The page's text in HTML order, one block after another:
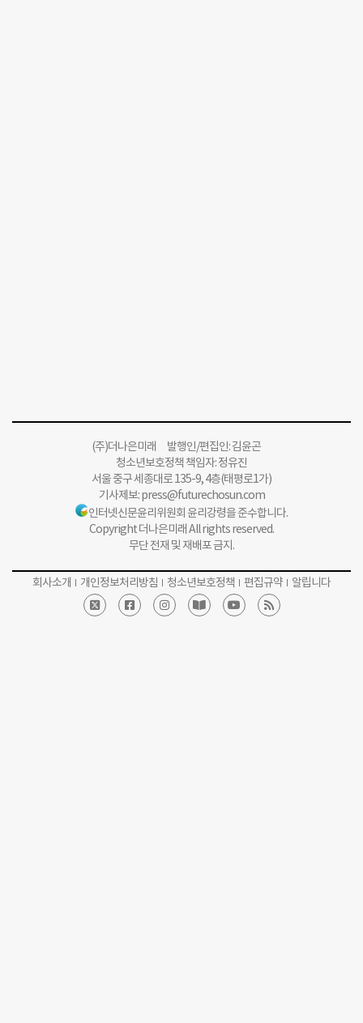
(주)더나은미래 발행인/편집인: 김윤곤
청소년보호정책 책임자: 정유진
서울 중구 세종대로 135-9, 4층(태평로1가)
기사제보:press@futurechosun.com
인터넷신문윤리위원회 윤리강령을 준수합니다.
Copyright 더나은미래 All rights reserved.
무단 전재 및 재배포 금지.
회사소개 개인정보처리방침 청소년보호정책 편집규약 알립니다